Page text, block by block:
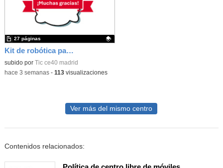
Kit de robótica para Micro:Bit
Contenido educativo.
subido por Tic ce40 madrid
27 páginas
-hace 3 semanas- 113visualizaciones
Ver más del mismo centro
Contenidos relacionados: